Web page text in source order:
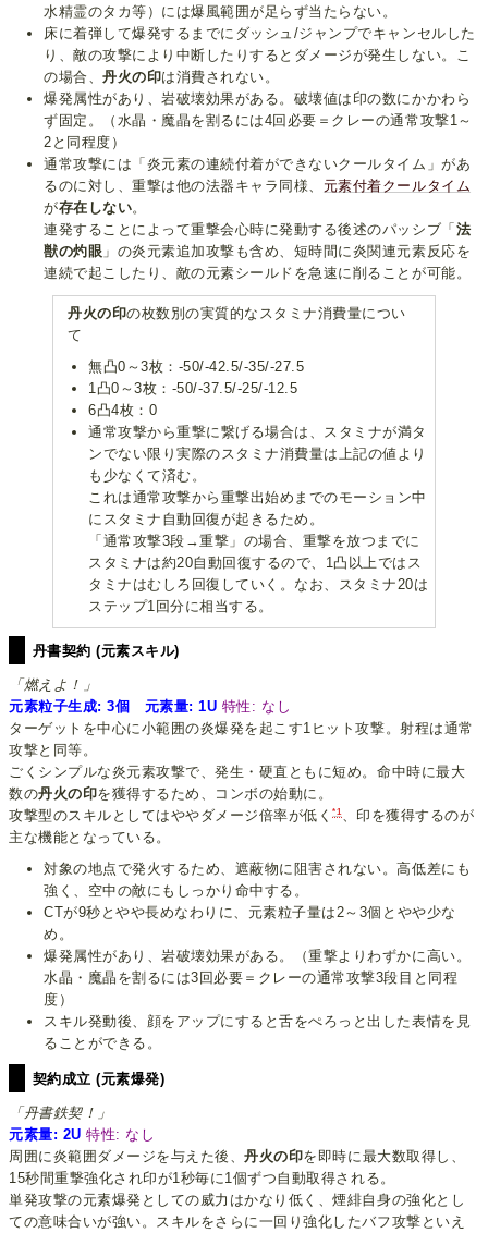
水精霊のタカ等）には爆風範囲が足らず当たらない。
床に着弾して爆発するまでにダッシュ/ジャンプでキャンセルした
り、敵の攻撃により中断したりするとダメージが発生しない。こ
の場合、丹火の印は消費されない。
爆発属性があり、岩破壊効果がある。破壊値は印の数にかかわら
ず固定。（水晶・魔晶を割るには4回必要＝クレーの通常攻撃1～
2と同程度）
通常攻撃には「炎元素の連続付着ができないクールタイム」があ
るのに対し、重撃は他の法器キャラ同様、 元素付着クールタイム
が存在しない。
連発することによって重撃会心時に発動する後述のパッシブ「 法
獣の灼眼 」の炎元素追加攻撃も含め、短時間に炎関連元素反応を
連続で起こしたり、敵の元素シールドを急速に削ることが可能。
丹火の印の枚数別の実質的なスタミナ消費量につい
て
無凸0～3枚：-50/-42.5/-35/-27.5
1凸0～3枚：-50/-37.5/-25/-12.5
6凸4枚：0
通常攻撃から重撃に繋げる場合は、スタミナが満タ
ンでない限り実際のスタミナ消費量は上記の値より
も少なくて済む。
これは通常攻撃から重撃出始めまでのモーション中
にスタミナ自動回復が起きるため。
「通常攻撃3段→重撃」の場合、重撃を放つまでに
スタミナは約20自動回復するので、1凸以上ではス
タミナはむしろ回復していく。なお、スタミナ20は
ステップ1回分に相当する。
丹書契約 (元素スキル)
「燃えよ！」
元素粒子生成: 3個 元素量: 1U 特性: なし
ターゲットを中心に小範囲の炎爆発を起こす1ヒット攻撃。射程は通常
攻撃と同等。
ごくシンプルな炎元素攻撃で、発生・硬直ともに短め。命中時に最大
数の丹火の印を獲得するため、コンボの始動に。
攻撃型のスキルとしてはややダメージ倍率が低く*1、印を獲得するのが
主な機能となっている。
対象の地点で発火するため、遮蔽物に阻害されない。高低差にも
強く、空中の敵にもしっかり命中する。
CTが9秒とやや長めなわりに、元素粒子量は2～3個とやや少な
め。
爆発属性があり、岩破壊効果がある。（重撃よりわずかに高い。
水晶・魔晶を割るには3回必要＝クレーの通常攻撃3段目と同程
度）
スキル発動後、顔をアップにすると舌をぺろっと出した表情を見
ることができる。
契約成立 (元素爆発)
「丹書鉄契！」
元素量: 2U 特性: なし
周囲に炎範囲ダメージを与えた後、丹火の印を即時に最大数取得し、
15秒間重撃強化され印が1秒毎に1個ずつ自動取得される。
単発攻撃の元素爆発としての威力はかなり低く、煙緋自身の強化とし
ての意味合いが強い。スキルをさらに一回り強化したバフ攻撃といえ